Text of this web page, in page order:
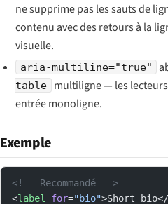
ne supprime pas les sauts de
contenu avec des retours à la
visuelle.
aria-multiline="true"
table
multiligne — les lecteurs
entrée monoligne.
Exemple
<!-- Recommandé -->
<label for="bio">Short bio</